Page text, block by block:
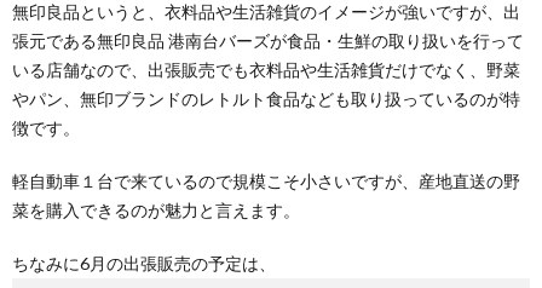
無印良品というと、衣料品や生活雑貨のイメージが強いですが、出
張元である無印良品 港南台バーズが食品・生鮮の取り扱いを行って
いる店舗なので、出張販売でも衣料品や生活雑貨だけでなく、野菜
やパン、無印ブランドのレトルト食品なども取り扱っているのが特
徴です。
軽自動車１台で来ているので規模こそ小さいですが、産地直送の野
菜を購入できるのが魅力と言えます。
ちなみに6月の出張販売の予定は、